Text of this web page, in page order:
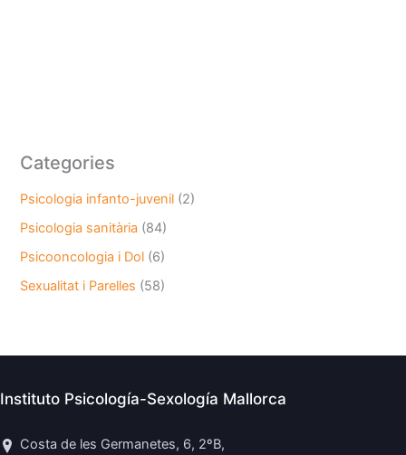
Categories
Psicologia infanto-juvenil (2)
Psicologia sanitària (84)
Psicooncologia i Dol (6)
Sexualitat i Parelles (58)
Instituto Psicología-Sexología Mallorca
Costa de les Germanetes, 6, 2ºB,